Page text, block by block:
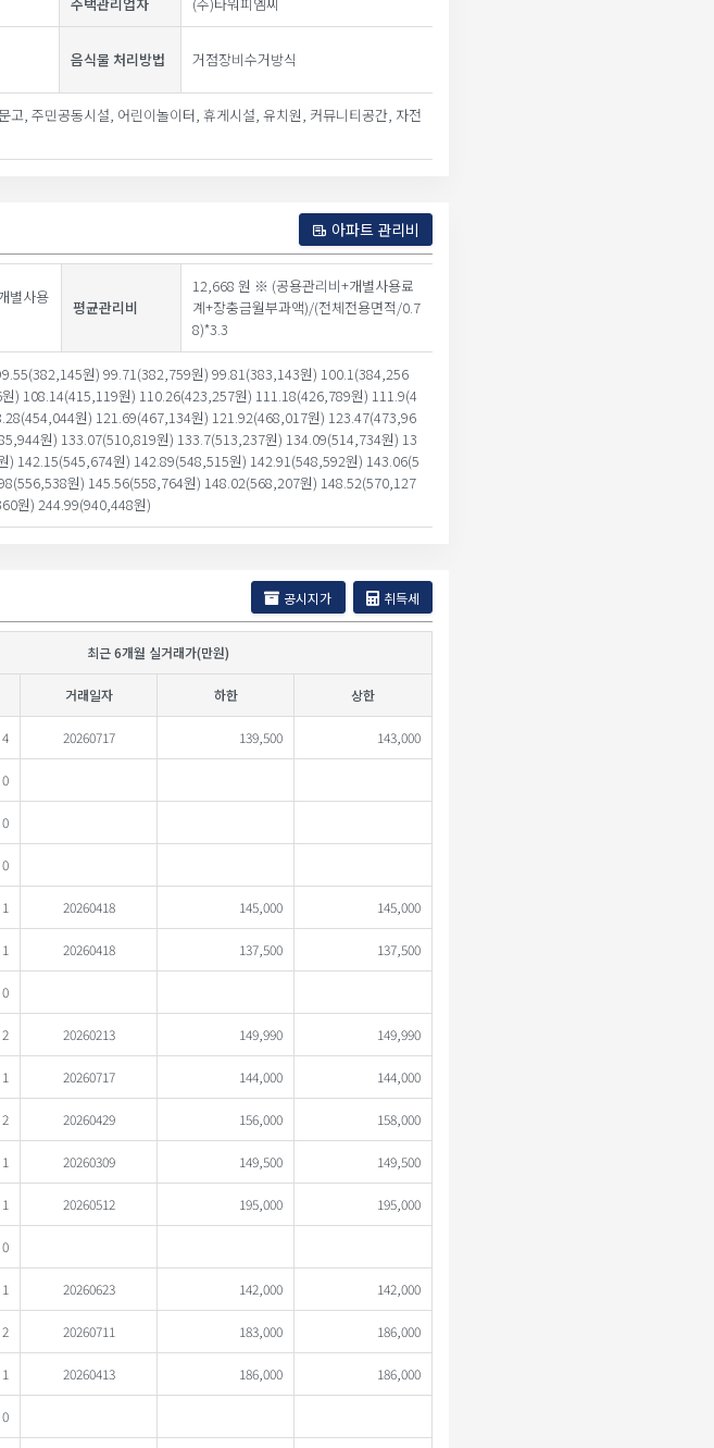
음식물 처리방법 거점장비수거방식
고, 주민공동시설, 어린이놀이터, 휴게시설, 유치원, 커뮤니티공간, 자전
아파트 관리비
별사용
평균관리비
12,668 원 ※ (공용관리비+개별사용료
계+장충금월부과액)/(전체전용면적/0.7
8)*3.3
원) 99.71(382,759원) 99.81(383,143원) 100.1(384,256
) 108.14(415,119원) 110.26(423,257원) 111.18(426,789원) 111.9(4
원) 121.69(467,134원) 121.92(468,017원) 123.47(473,96
원) 133.07(510,819원) 133.7(513,237원) 134.09(514,734원) 13
142.15(545,674원) 142.89(548,515원) 142.91(548,592원) 143.06(5
원) 145.56(558,764원) 148.02(568,207원) 148.52(570,127
원) 244.99(940,448원)
공시지가 취득세
최근 6개월 실거래가(만원)
거래일자 하한 상한
4 20260717 139,500 143,000
0
0
0
1 20260418 145,000 145,000
1 20260418 137,500 137,500
0
2 20260213 149,990 149,990
1 20260717 144,000 144,000
2 20260429 156,000 158,000
1 20260309 149,500 149,500
1 20260512 195,000 195,000
0
1 20260623 142,000 142,000
2 20260711 183,000 186,000
1 20260413 186,000 186,000
0